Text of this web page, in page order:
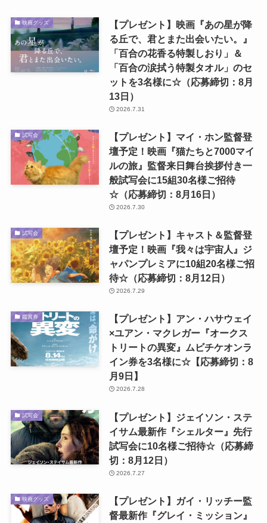
映画グッズ
【プレゼント】映画『あの星が降
る丘で、君とまた出会いたい。』
「百合の花香る特製しおり」＆
「百合の涙拭う特製タオル」のセ
ットを3名様に☆（応募締切：8月
13日）
2026.7.31
試写会
【プレゼント】マイ・ホン監督登
壇予定！映画『猫たちと7000マイ
ルの旅』監督来日舞台挨拶付き一
般試写会に15組30名様ご招待
☆（応募締切：8月16日）
2026.7.30
試写会
【プレゼント】キャスト＆監督登
壇予定！映画『我々は宇宙人』ジ
ャパンプレミアに10組20名様ご招
待☆（応募締切：8月12日）
2026.7.29
鑑賞券
【プレゼント】アン・ハサウェイ
×ユアン・マクレガー『オークス
トリートの異変』ムビチケオンラ
イン券を3名様に☆【応募締切：8
月9日】
2026.7.28
試写会
【プレゼント】ジェイソン・ステ
イサム最新作『シェルター』先行
試写会に10名様ご招待☆（応募締
切：8月12日）
2026.7.27
映画グッズ
【プレゼント】ガイ・リッチー監
督最新作『グレイ・ミッション』